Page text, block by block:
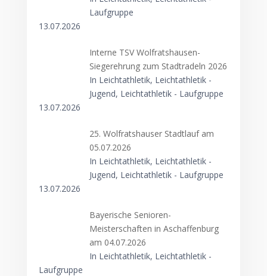
Laufgruppe
13.07.2026
Interne TSV Wolfratshausen-
Siegerehrung zum Stadtradeln 2026
In Leichtathletik, Leichtathletik -
Jugend, Leichtathletik - Laufgruppe
13.07.2026
25. Wolfratshauser Stadtlauf am
05.07.2026
In Leichtathletik, Leichtathletik -
Jugend, Leichtathletik - Laufgruppe
13.07.2026
Bayerische Senioren-
Meisterschaften in Aschaffenburg
am 04.07.2026
In Leichtathletik, Leichtathletik -
Laufgruppe